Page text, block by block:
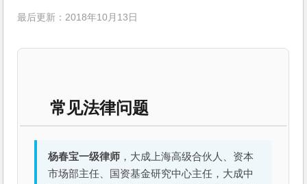
最后更新：2018年10月13日
常见法律问题
杨春宝一级律师 ，大成上海高级合伙人、资本
市场部主任、国资基金研究中心主任，大成中